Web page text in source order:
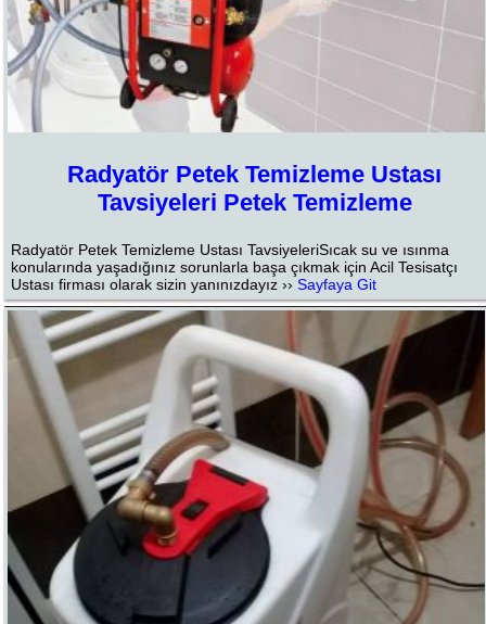
Radyatör Petek Temizleme Ustası
Tavsiyeleri Petek Temizleme
Radyatör Petek Temizleme Ustası TavsiyeleriSıcak su ve ısınma
konularında yaşadığınız sorunlarla başa çıkmak için Acil Tesisatçı
Ustası firması olarak sizin yanınızdayız ››Sayfaya Git